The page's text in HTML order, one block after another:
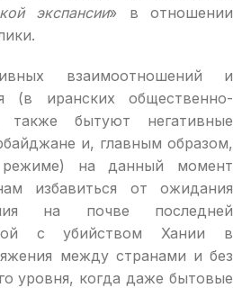
экспансии» в отношении
взаимоотношений и
(в иранских общественно-
также бытуют негативные
и, главным образом,
на данный момент
избавиться от ожидания
на почве последней
с убийством Хании в
между странами и без
уровня, когда даже бытовые